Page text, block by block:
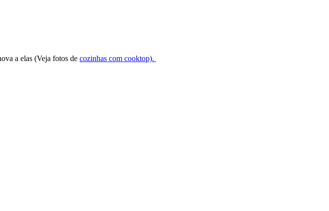
a elas (Veja fotos de cozinhas com cooktop).